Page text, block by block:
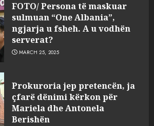
FOTO/ Persona të maskuar
sulmuan “One Albania”,
ngjarja u fsheh. A u vodhën
serverat?
MARCH 25, 2025
Prokuroria jep pretencën, ja
çfarë dënimi kërkon për
Mariela dhe Antonela
Berishën